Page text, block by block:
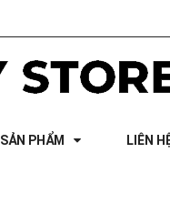
SẢN PHẨM LIÊN